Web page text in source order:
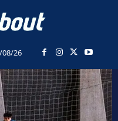
26